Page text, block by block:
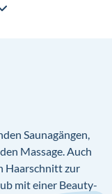
und
Saunagängen,
Massage. Auch
Haarschnitt zur
mit einer Beauty-